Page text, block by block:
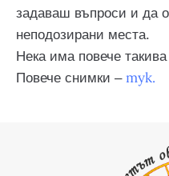
задаваш въпроси и да
неподозирани места.
Нека има повече
Повече снимки – тук.